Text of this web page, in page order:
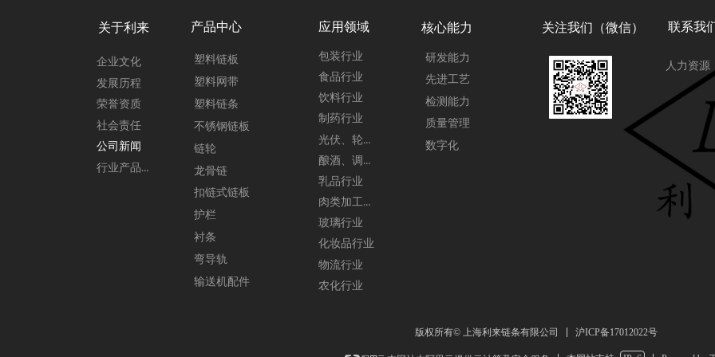
塑料链板
塑料网带
塑料链条
不锈钢链板
链轮
龙骨链
扣链式链板
护栏
衬条
弯导轨
输送机配件
关于利来 产品中心
企业文化
发展历程
荣誉资质
社会责任
公司新闻
行业产品新闻
核心能力
研发能力
先进工艺
检测能力
质量管理
数字化
应用领域
包装行业
食品行业
饮料行业
制药行业
光伏、轮胎行业
酿酒、调味品行业
乳品行业
肉类加工行业
玻璃行业
化妆品行业
物流行业
农化行业
关注我们（微信） 联系我
人力资源
版权所有© 上海利来链条有限公司 沪ICP备17012022号